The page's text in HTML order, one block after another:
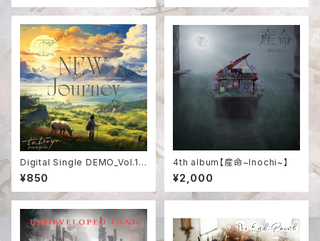
Digital Single DEMO_Vol.1
【NEW Journey】
¥850
4th album【産命~Inochi~】
¥2,000